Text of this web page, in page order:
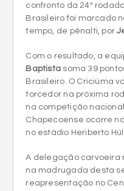
confronto da 24ª
Brasileiro foi marcado
tempo, de pênalti, por
Com o resultado, a
Baptista soma 39
Brasileiro. O Criciúma
torcedor na próxima
na competição
Chapecoense ocorre
no estádio Heriberto
A delegação carvoeira
na madrugada desta
reapresentação no